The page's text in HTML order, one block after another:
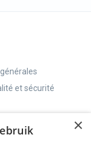
et sécurité
×